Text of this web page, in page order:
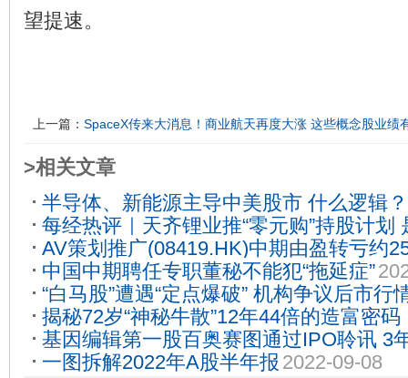
望提速。
上一篇： SpaceX传来大消息！商业航天再度大涨 这些概念股业绩
>相关文章
半导体、新能源主导中美股市 什么逻辑？
每经热评｜天齐锂业推“零元购”持股计划
2022-09-20
AV策划推广(08419.HK)中期由盈转亏约
12
中国中期聘任专职董秘不能犯“拖延症”
“白马股”遭遇“定点爆破” 机构争议后市行
揭秘72岁“神秘牛散”12年44倍的造富密
战”，重仓布局了这些股……2022-09-26
基因编辑第一股百奥赛图通过IPO聆讯 3
2022-08-09
一图拆解2022年A股半年报 2022-09-08